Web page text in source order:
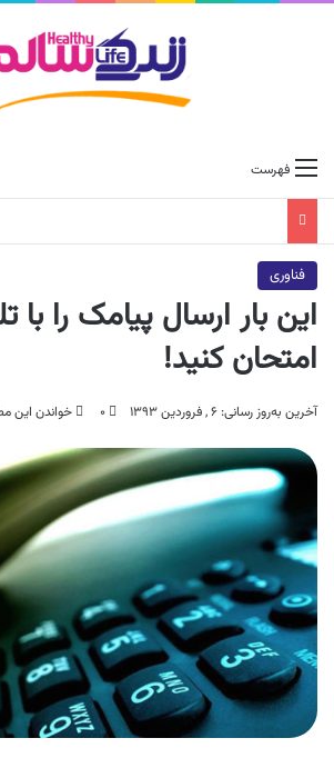
فهرست
فناوری
این بار ارسال پیامک را با
امتحان کنید!
آخرین به‌روز رسانی: ۶ , فروردین ۱۳۹۳ ۰ خواندن این مطلب 1 دقیقه